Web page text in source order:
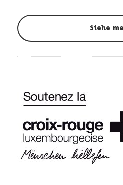
Siehe